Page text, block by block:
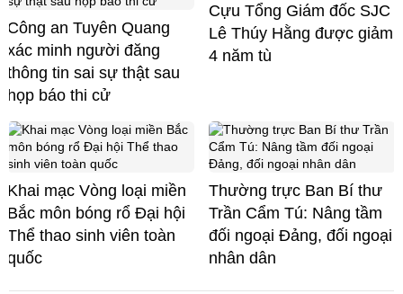
Công an Tuyên Quang
xác minh người đăng
thông tin sai sự thật sau
họp báo thi cử
Cựu Tổng Giám đốc SJC
Lê Thúy Hằng được giảm
4 năm tù
Khai mạc Vòng loại miền
Bắc môn bóng rổ Đại hội
Thể thao sinh viên toàn
quốc
Thường trực Ban Bí thư
Trần Cẩm Tú: Nâng tầm
đối ngoại Đảng, đối ngoại
nhân dân